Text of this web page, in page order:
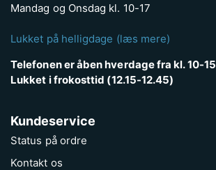
Mandag og Onsdag kl. 10-17
Lukket på helligdage (læs mere)
Telefonen er åben hverdage fra kl. 10-15
Lukket i frokosttid (12.15-12.45)
Kundeservice
Status på ordre
Kontakt os